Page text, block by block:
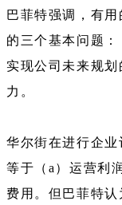
巴菲特强调，有
的三个基本问题：
实现公司未来规
力。
华尔街在进行企
等于（a）运营利
费用。但巴菲特认